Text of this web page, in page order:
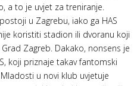
a to je uvjet za treniranje.
u Zagrebu, iako ga HAS
koristiti stadion ili dvoranu koji
Zagreb. Dakako, nonsens je
koji priznaje takav fantomski
u novi klub uvjetuje